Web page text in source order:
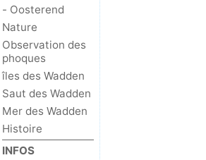
- Oosterend
Nature
Observation des
phoques
îles des Wadden
Saut des Wadden
Mer des Wadden
Histoire
INFOS